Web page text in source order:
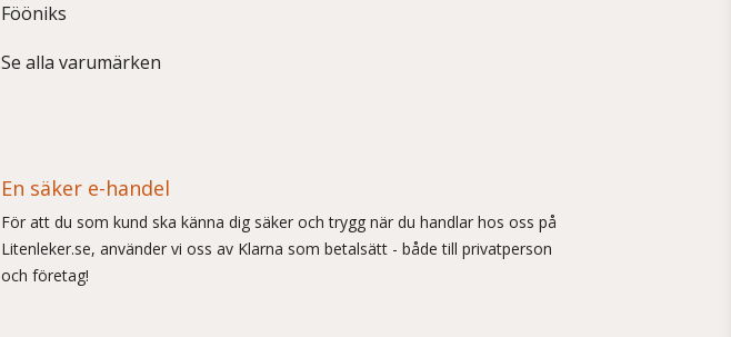
Fööniks
Se alla varumärken
En säker e-handel
För att du som kund ska känna dig säker och trygg när du handlar hos oss på
Litenleker.se, använder vi oss av Klarna som betalsätt - både till privatperson
och företag!